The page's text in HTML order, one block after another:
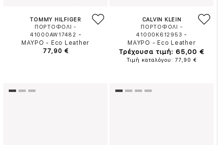
TOMMY HILFIGER
ΠΟΡΤΟΦΟΛΙ -
41000AW17482 -
ΜΑΥΡΟ - Eco Leather
77,90 €
CALVIN KLEIN
ΠΟΡΤΟΦΟΛΙ -
41000K612953 -
ΜΑΥΡΟ - Eco Leather
Τρέχουσα τιμή: 65,00 €
Τιμή καταλόγου: 77,90 €